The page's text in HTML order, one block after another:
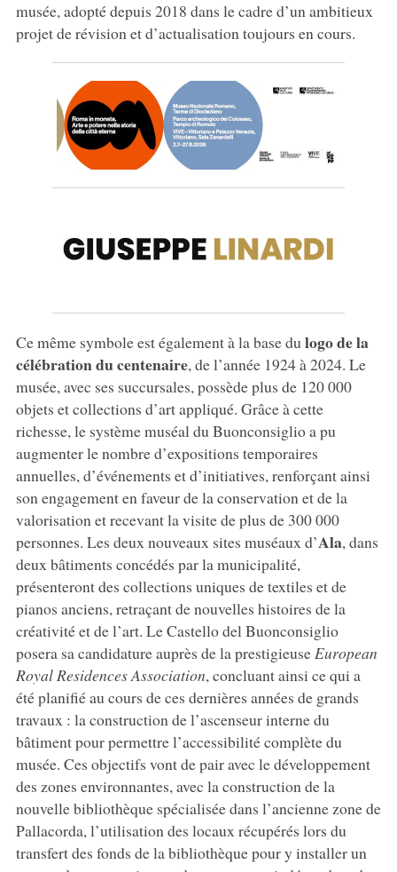
musée, adopté depuis 2018 dans le cadre d’un ambitieux
projet de révision et d’actualisation toujours en cours.
Ce même symbole est également à la base du logo de la
célébration du centenaire, de l’année 1924 à 2024. Le
musée, avec ses succursales, possède plus de 120 000
objets et collections d’art appliqué. Grâce à cette
richesse, le système muséal du Buonconsiglio a pu
augmenter le nombre d’expositions temporaires
annuelles, d’événements et d’initiatives, renforçant ainsi
son engagement en faveur de la conservation et de la
valorisation et recevant la visite de plus de 300 000
personnes. Les deux nouveaux sites muséaux d’Ala, dans
deux bâtiments concédés par la municipalité,
présenteront des collections uniques de textiles et de
pianos anciens, retraçant de nouvelles histoires de la
créativité et de l’art. Le Castello del Buonconsiglio
posera sa candidature auprès de la prestigieuse European
Royal ResidencesAssociation, concluant ainsi ce qui a
été planifié au cours de ces dernières années de grands
travaux : la construction de l’ascenseur interne du
bâtiment pour permettre l’accessibilité complète du
musée. Ces objectifs vont de pair avec le développement
des zones environnantes, avec la construction de la
nouvelle bibliothèque spécialisée dans l’ancienne zone de
Pallacorda, l’utilisation des locaux récupérés lors du
transfert des fonds de la bibliothèque pour y installer un